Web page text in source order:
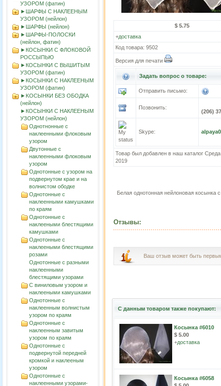
УЗОРОМ (фатин)
►ШАРФЫ С НАКЛЕЕНЫМ
УЗОРОМ (нейлон)
►ШАРФЫ (нейлон)
►ШАРФЫ-ПОЛОСКИ
(нейлон, фатин)
►КОСЫНКИ С ФЛОКОВОЙ
РОССЫПЬЮ
►КОСЫНКИ С ВЫШИТЫМ
УЗОРОМ (фатин)
►КОСЫНКИ С НАКЛЕЕНЫМ
УЗОРОМ (фатин)
►KOСЫНКИ БЕЗ ОБОДКА
(нейлон)
►КОСЫНКИ С НАКЛЕЕНЫМ
УЗОРОМ (нейлон)
Однотнонные с
наклеенными флоковым
узором
Двутонные с
наклеенными флоковым
узором
Однотонные с узором на
подвернутом крае и на
волнистом ободке
Однотонные с
наклеенными камушками
по краям
Однотонные с
наклееными блестящими
камушками
Однотонные с
наклееными блестящими
розами
Однотонные с разными
наклеенными
блестящими узорами
С виниловым узором и
наклееными камушками
Однотонные с
наклеенным волнистым
узорoм по краям
Однотонные с
наклеенным завитым
узорoм по краям
Однотонные с
подвернутой передней
кромкой и наклееным
узором
Однотонные с
наклеенными узорами-
$ 5.75
+доставка
Код товара: 9502
Версия для печати
Задать вопрос о товаре:
Отправить письмо:
Позвонить:
(206)
Skype:
Товар был добавлен в наш каталог
2019
Белая однотонная нейлоновая
Отзывы:
Ваш отзыв может быть
С данным товаром также покупают:
Косынка #6010
$ 5.00
+доставка
Косынка #6058